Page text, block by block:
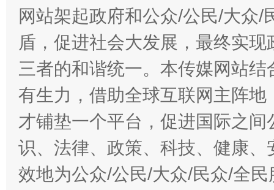
网站架起政府和公众/公民/大众
盾，促进社会大发展，最终实
三者的和谐统一。本传媒网站
有生力，借助全球互联网主阵
才铺垫一个平台，促进国际之
识、法律、政策、科技、健康
效地为公众/公民/大众/民众/全